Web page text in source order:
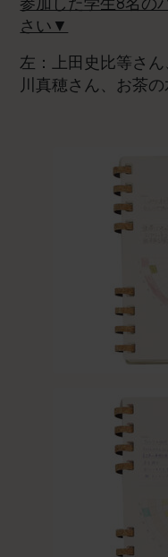
さい▼
左：上田史比等さ
川真穂さん、お茶